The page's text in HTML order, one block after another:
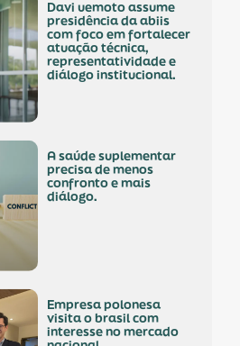
davi uemoto assume
presidência da abiis
com foco em fortalecer
atuação técnica,
representatividade e
diálogo institucional.
a saúde suplementar
precisa de menos
confronto e mais
diálogo.
empresa polonesa
visita o brasil com
interesse no mercado